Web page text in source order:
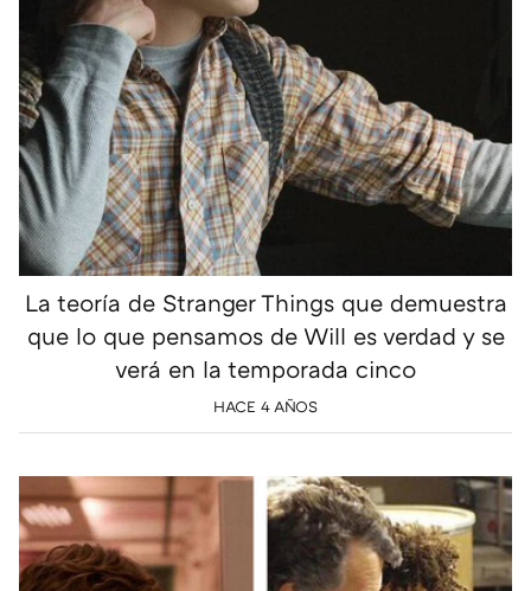
La teoría de Stranger Things que demuestra
que lo que pensamos de Will es verdad y se
verá en la temporada cinco
HACE 4 AÑOS